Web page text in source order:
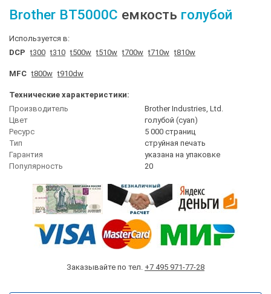
Brother BT5000C емкость голубой
Используется в:
DCP t300 t310 t500w t510w t700w t710w t810w
MFC t800w t910dw
Технические характеристики:
Производитель
Brother Industries, Ltd.
Цвет
голубой (cyan)
Ресурс
5 000 страниц
Тип
струйная печать
Гарантия
указана на упаковке
Популярность
20
Заказывайте по тел. +7 495 971-77-28